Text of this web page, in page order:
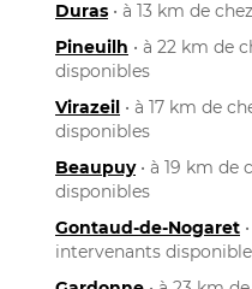
Duras • à 13 km de
Pineuilh • à 22 km de
disponibles
Virazeil • à 17 km de
disponibles
Beaupuy• à 19 km de
disponibles
Gontaud-de-Nogaret
intervenants